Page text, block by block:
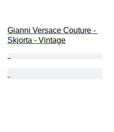
Gianni Versace Couture -
Skjorta - Vintage